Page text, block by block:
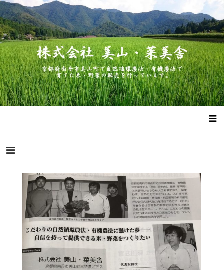
コ
ン
テ
ン
ツ
へ
ス
キ
ッ
プ
株式会社 美山・菜美舎
京都府南丹市美山町で自然循環農法・有機農法で作った米・野菜
の販売を行っています。